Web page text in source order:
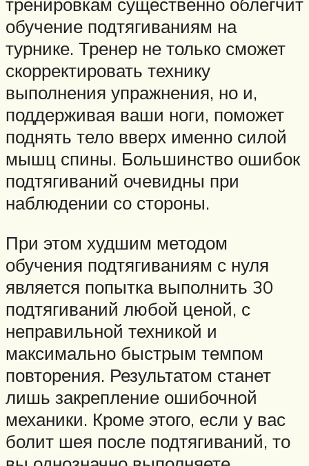
обучение подтягиваниям на
турнике. Тренер не только сможет
скорректировать технику
выполнения упражнения, но и,
поддерживая ваши ноги, поможет
поднять тело вверх именно силой
мышц спины. Большинство ошибок
подтягиваний очевидны при
наблюдении со стороны.
При этом худшим методом
обучения подтягиваниям с нуля
является попытка выполнить 30
подтягиваний любой ценой, с
неправильной техникой и
максимально быстрым темпом
повторения. Результатом станет
лишь закрепление ошибочной
механики. Кроме этого, если у вас
болит шея после подтягиваний, то